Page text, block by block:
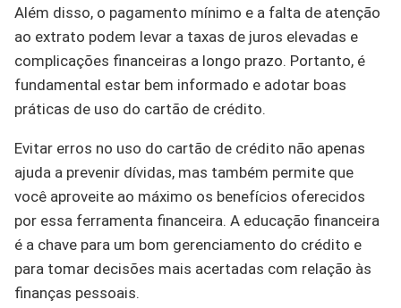
Além disso, o pagamento mínimo e a falta de atenção
ao extrato podem levar a taxas de juros elevadas e
complicações financeiras a longo prazo. Portanto, é
fundamental estar bem informado e adotar boas
práticas de uso do cartão de crédito.
Evitar erros no uso do cartão de crédito não apenas
ajuda a prevenir dívidas, mas também permite que
você aproveite ao máximo os benefícios oferecidos
por essa ferramenta financeira. A educação financeira
é a chave para um bom gerenciamento do crédito e
para tomar decisões mais acertadas com relação às
finanças pessoais.